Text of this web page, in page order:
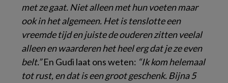
met ze gaat. Niet alleen met hun voeten maar
ook in het algemeen. Het is tenslotte een
vreemde tijd en juiste de ouderen zitten veelal
alleen en waarderen het heel erg dat je ze even
belt.”En Gudi laat ons weten: “Ik kom helemaal
tot rust, en dat is een groot geschenk. Bijna 5